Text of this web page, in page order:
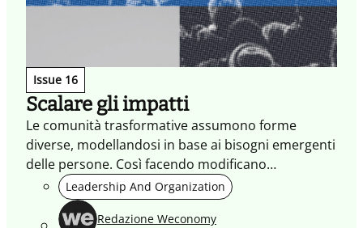
Issue 16
Scalare gli impatti
Le comunità trasformative assumono forme
diverse, modellandosi in base ai bisogni emergenti
delle persone. Così facendo modificano
l’ecosistema che abitano, per generare impatti
positivi.
Leadership And Organization
Redazione Weconomy